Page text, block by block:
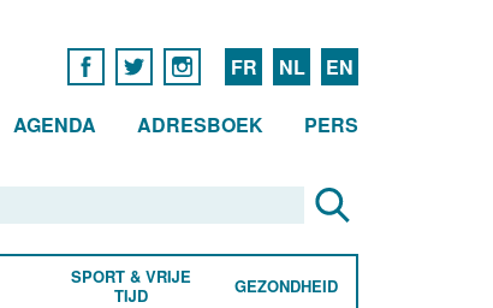
FR NL EN
AGENDA ADRESBOEK PERS
SPORT & VRIJE
TIJD
GEZONDHEID